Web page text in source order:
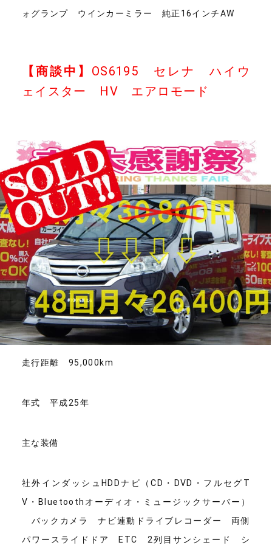
ォグランプ ウインカーミラー 純正16インチAW
【商談中】 OS6195 セレナ ハイウ
ェイスター HV エアロモード
走行距離 95,000km
年式 平成25年
主な装備
社外インダッシュHDDナビ（CD・DVD・フルセグT
V・Bluetoothオーディオ・ミュージックサーバー）
バックカメラ ナビ連動ドライブレコーダー 両側
パワースライドドア ETC 2列目サンシェード シ